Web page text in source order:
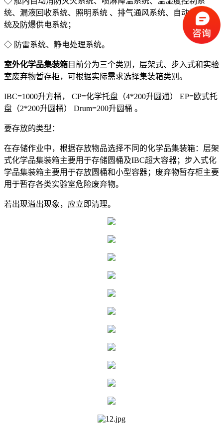
统、漏液回收系统、照明系统 、排气通风系统、自动报警系
统及防爆供电系统；
◇ 防雷系统、静电处理系统。
室外化学品集装箱目前分为三个类别，层架式、步入式和实验
室废弃物暂存柜，可根据实际需求选择集装箱类别。
IBC=1000升方桶， CP=化学托盘（4*200升圆通） EP=欧式托
盘（2*200升圆桶） Drum=200升圆桶 。
要存放的类型：
在存储作业中，根据存放物品选择不同的化学品集装箱：层架
式化学品集装箱主要用于存储圆桶及IBC超大容器；步入式化
学品集装箱主要用于存放圆桶和小型容器；废弃物暂存柜主要
用于暂存各类实验室危险废弃物。
若出现溢出现象，应立即清理。